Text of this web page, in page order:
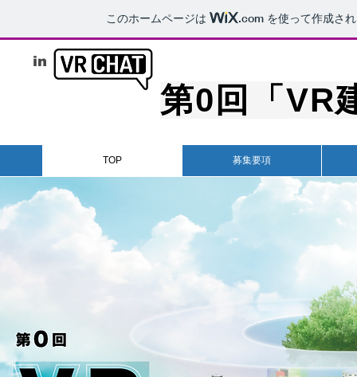
このホームページは .com を使って作成さ
TOP 募集要項
in
第0回「VR